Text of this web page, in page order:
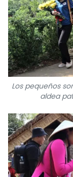
Los pequeños
aldea